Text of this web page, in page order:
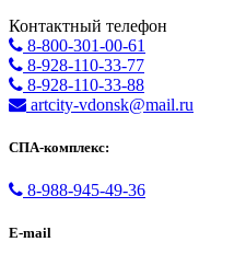
Контактный телефон
8-800-301-00-61
8-928-110-33-77
8-928-110-33-88
artcity-vdonsk@mail.ru
СПА-комплекс:
8-988-945-49-36
E-mail